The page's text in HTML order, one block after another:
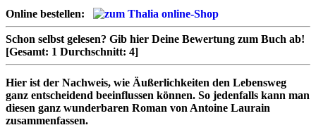
Online bestellen:
Schon selbst gelesen? Gib hier Deine Bewertung zum Buch ab!
[Gesamt: 1 Durchschnitt: 4]
Hier ist der Nachweis, wie Äußerlichkeiten den Lebensweg
ganz entscheidend beeinflussen können. So jedenfalls kann man
diesen ganz wunderbaren Roman von Antoine Laurain
zusammenfassen.